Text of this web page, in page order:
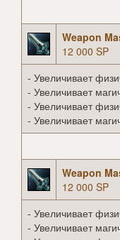
Weapon
12 000 SP
- Увеличивает
- Увеличивает
- Увеличивает
- Увеличивает
Weapon
12 000 SP
- Увеличивает
- Увеличивает